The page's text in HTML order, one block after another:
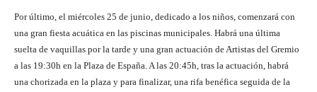
Por último, el miércoles 25 de junio, dedicado a los niños, comenzará con
una gran fiesta acuática en las piscinas municipales. Habrá una última
suelta de vaquillas por la tarde y una gran actuación de Artistas del Gremio
a las 19:30h en la Plaza de España. A las 20:45h, tras la actuación, habrá
una chorizada en la plaza y para finalizar, una rifa benéfica seguida de la